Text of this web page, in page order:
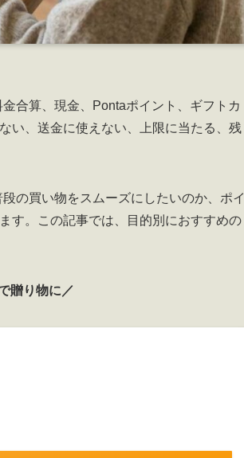
合算、現金、Pontaポイント、ギフトカ
い、送金に使えない、上限に当たる、残
の買い物をスムーズにしたいのか、ポイ
す。この記事では、目的別におすすめの
贈り物に／